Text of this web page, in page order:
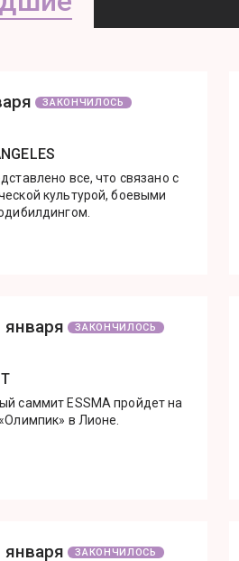
ЗАКОНЧИЛОСЬ
все, что связано с
культурой, боевыми
января ЗАКОНЧИЛОСЬ
саммит ESSMA пройдет на
в Лионе.
января ЗАКОНЧИЛОСЬ